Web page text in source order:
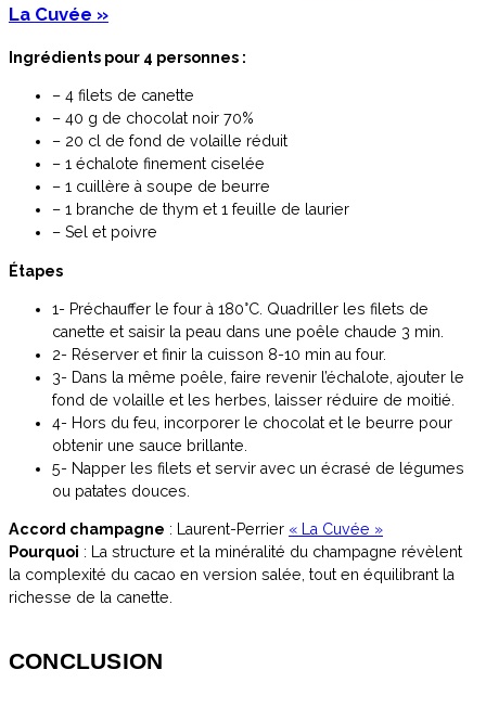
La Cuvée »
Ingrédients pour 4 personnes :
– 4 filets de canette
– 40 g de chocolat noir 70%
– 20 cl de fond de volaille réduit
– 1 échalote finement ciselée
– 1 cuillère à soupe de beurre
– 1 branche de thym et 1 feuille de laurier
– Sel et poivre
Étapes
1- Préchauffer le four à 180°C. Quadriller les filets de
canette et saisir la peau dans une poêle chaude 3 min.
2- Réserver et finir la cuisson 8-10 min au four.
3- Dans la même poêle, faire revenir l’échalote, ajouter le
fond de volaille et les herbes, laisser réduire de moitié.
4- Hors du feu, incorporer le chocolat et le beurre pour
obtenir une sauce brillante.
5- Napper les filets et servir avec un écrasé de légumes
ou patates douces.
Accord champagne : Laurent-Perrier « La Cuvée »
Pourquoi : La structure et la minéralité du champagne révèlent
la complexité du cacao en version salée, tout en équilibrant la
richesse de la canette.
CONCLUSION